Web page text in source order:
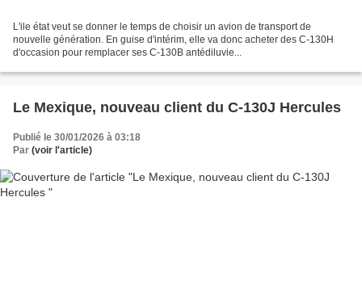
L'ile état veut se donner le temps de choisir un avion de transport de
nouvelle génération. En guise d'intérim, elle va donc acheter des C-130H
d'occasion pour remplacer ses C-130B antédiluvie...
Le Mexique, nouveau client du C-130J Hercules
Publié le 30/01/2026 à 03:18
Par (voir l'article)